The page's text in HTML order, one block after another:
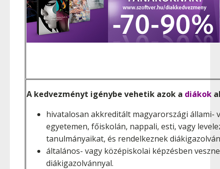
A kedvezményt igénybe vehetik azok a diákok
hivatalosan akkreditált magyarországi állami-
egyetemen, főiskolán, nappali, esti, vagy
tanulmányaikat, és rendelkeznek
általános- vagy középiskolai képzésben
diákigazolvánnyal.